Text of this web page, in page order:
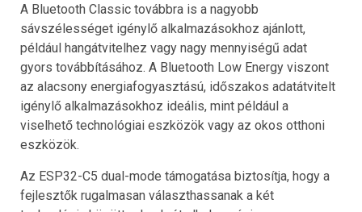
A Bluetooth Classic továbbra is a nagyobb
sávszélességet igénylő alkalmazásokhoz ajánlott,
például hangátvitelhez vagy nagy mennyiségű adat
gyors továbbításához. A Bluetooth Low Energy viszont
az alacsony energiafogyasztású, időszakos adatátvitelt
igénylő alkalmazásokhoz ideális, mint például a
viselhető technológiai eszközök vagy az okos otthoni
eszközök.
Az ESP32-C5 dual-mode támogatása biztosítja, hogy a
fejlesztők rugalmasan választhassanak a két